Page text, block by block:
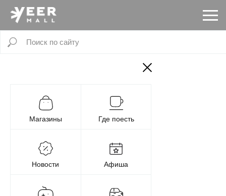
Магазины Где поесть
Новости Афиша